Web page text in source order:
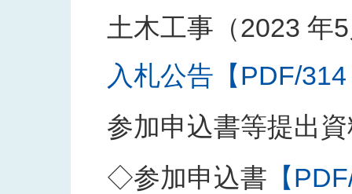
土木工事（2023 年
入札公告【PDF/
参加申込書等提出
◇参加申込書 【